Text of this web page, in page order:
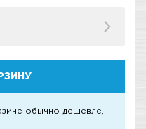
обычно дешевле,